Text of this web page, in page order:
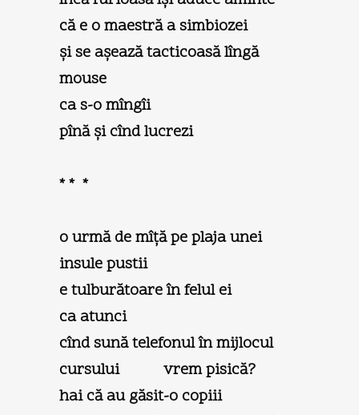
că e o maestră a simbiozei
şi se aşează tacticoasă lîngă
mouse
ca s-o mîngîi
pînă şi cînd lucrezi
* * *
o urmă de mîță pe plaja unei
insule pustii
e tulburătoare în felul ei
ca atunci
cînd sună telefonul în mijlocul
cursului vrem pisică?
hai că au găsit-o copiii